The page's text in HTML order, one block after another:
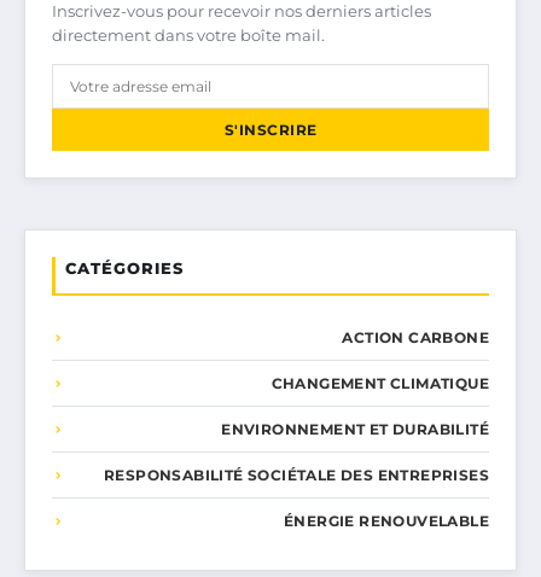
Inscrivez-vous pour recevoir nos derniers articles
directement dans votre boîte mail.
S'INSCRIRE
CATÉGORIES
ACTION CARBONE
CHANGEMENT CLIMATIQUE
ENVIRONNEMENT ET DURABILITÉ
RESPONSABILITÉ SOCIÉTALE DES ENTREPRISES
ÉNERGIE RENOUVELABLE